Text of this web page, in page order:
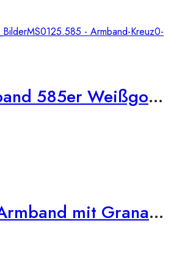
Damen Armband 585er Weißgold Zirkonia Kreuz Anhänger
585er Gold Armband mit Granat 19 cm